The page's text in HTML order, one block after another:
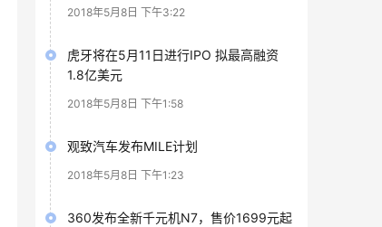
2018年5月8日 下午3:22
虎牙将在5月11日进行IPO 拟最高融资
1.8亿美元
2018年5月8日 下午1:58
观致汽车发布MILE计划
2018年5月8日 下午1:23
360发布全新千元机N7，售价1699元起